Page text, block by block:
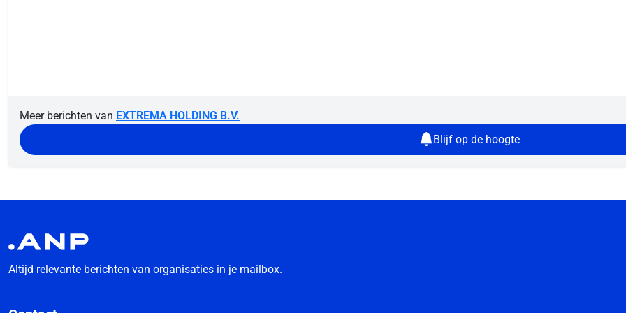
Meer berichten van EXTREMA HOLDING B.V.
Blijf op de hoogte
Altijd relevante berichten van organisaties in je mailbox.